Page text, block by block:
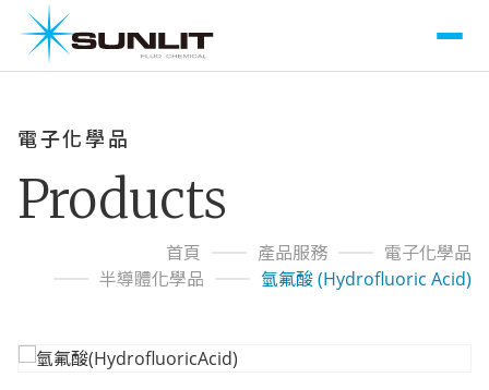
電子化學品
Products
首頁 產品服務
電子化學品
半導體化學品
氫氟酸 (Hydrofluoric Acid)